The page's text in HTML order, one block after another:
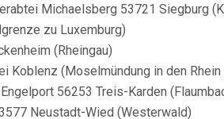
Michaelsberg 53721 Siegburg
zu Luxemburg)
(Rheingau)
Koblenz (Moselmündung in den
56253 Treis-Karden
Neustadt-Wied (Westerwald)